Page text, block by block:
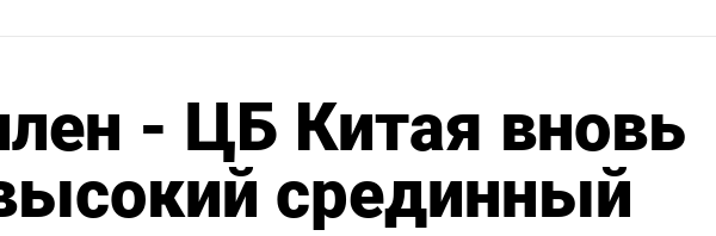
- ЦБ Китая вновь
срединный